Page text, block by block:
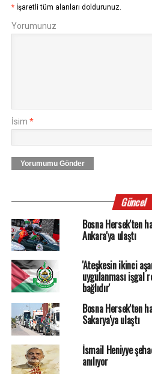
* İşaretli tüm alanları doldurunuz.
Yorumunuz
İsim *
Yorumumu Gönder
Güncel
Bosna Hersek'ten
Ankara'ya ulaştı
'Ateşkesin ikinci
uygulanması işgal
bağlıdır'
Bosna Hersek'ten
Sakarya'ya ulaştı
İsmail Heniyye
anılıyor